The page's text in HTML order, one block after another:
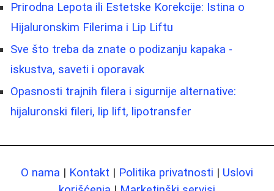
Prirodna Lepota ili Estetske Korekcije: Istina o
Hijaluronskim Filerima i Lip Liftu
Sve što treba da znate o podizanju kapaka -
iskustva, saveti i oporavak
Opasnosti trajnih filera i sigurnije alternative:
hijaluronski fileri, lip lift, lipotransfer
O nama | Kontakt | Politika privatnosti | Uslovi